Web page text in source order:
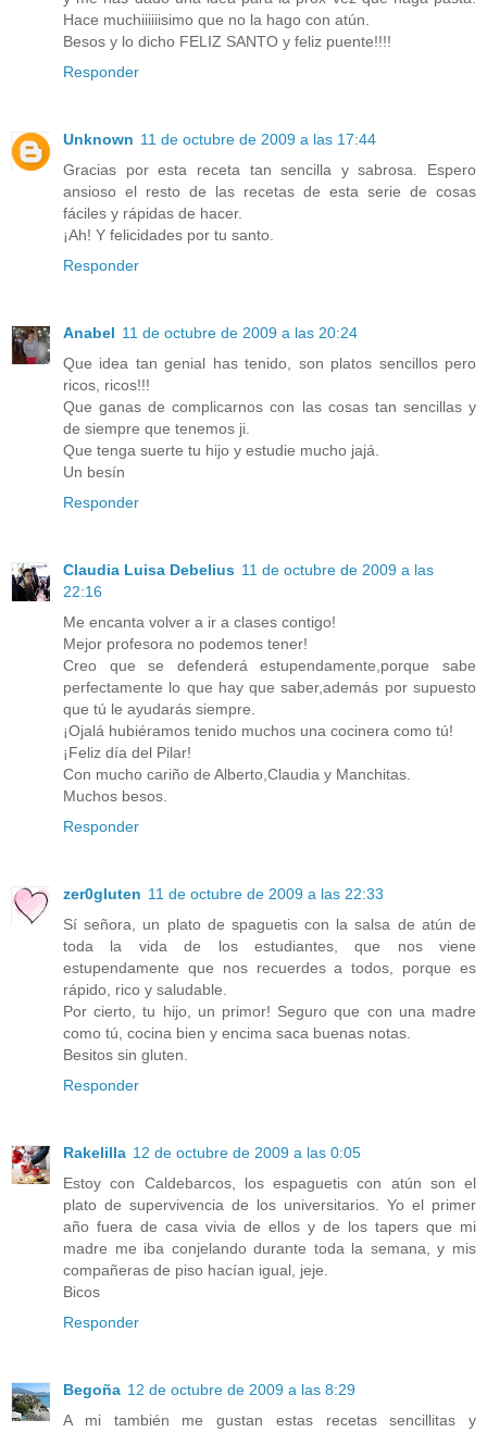
Hace muchiiiiiisimo que no la hago con atún.
Besos y lo dicho FELIZ SANTO y feliz puente!!!!
Responder
Unknown 11 de octubre de 2009 a las 17:44
Gracias por esta receta tan sencilla y sabrosa. Espero
ansioso el resto de las recetas de esta serie de cosas
fáciles y rápidas de hacer.
¡Ah! Y felicidades por tu santo.
Responder
Anabel 11 de octubre de 2009 a las 20:24
Que idea tan genial has tenido, son platos sencillos pero
ricos, ricos!!!
Que ganas de complicarnos con las cosas tan sencillas y
de siempre que tenemos ji.
Que tenga suerte tu hijo y estudie mucho jajá.
Un besín
Responder
Claudia Luisa Debelius 11 de octubre de 2009 a las
22:16
Me encanta volver a ir a clases contigo!
Mejor profesora no podemos tener!
Creo que se defenderá estupendamente,porque sabe
perfectamente lo que hay que saber,además por supuesto
que tú le ayudarás siempre.
¡Ojalá hubiéramos tenido muchos una cocinera como tú!
¡Feliz día del Pilar!
Con mucho cariño de Alberto,Claudia y Manchitas.
Muchos besos.
Responder
zer0gluten 11 de octubre de 2009 a las 22:33
Sí señora, un plato de spaguetis con la salsa de atún de
toda la vida de los estudiantes, que nos viene
estupendamente que nos recuerdes a todos, porque es
rápido, rico y saludable.
Por cierto, tu hijo, un primor! Seguro que con una madre
como tú, cocina bien y encima saca buenas notas.
Besitos sin gluten.
Responder
Rakelilla 12 de octubre de 2009 a las 0:05
Estoy con Caldebarcos, los espaguetis con atún son el
plato de supervivencia de los universitarios. Yo el primer
año fuera de casa vivia de ellos y de los tapers que mi
madre me iba conjelando durante toda la semana, y mis
compañeras de piso hacían igual, jeje.
Bicos
Responder
Begoña 12 de octubre de 2009 a las 8:29
A mi también me gustan estas recetas sencillitas y